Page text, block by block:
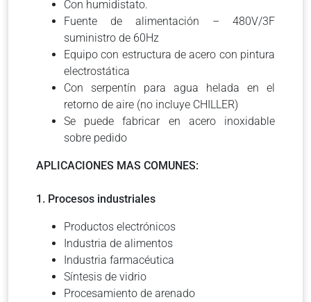
Con humidistato.
Fuente de alimentación – 480V/3F
suministro de 60Hz
Equipo con estructura de acero con pintura
electrostática
Con serpentín para agua helada en el
retorno de aire (no incluye CHILLER)
Se puede fabricar en acero inoxidable
sobre pedido
APLICACIONES MAS COMUNES:
1. Procesos industriales
Productos electrónicos
Industria de alimentos
Industria farmacéutica
Síntesis de vidrio
Procesamiento de arenado